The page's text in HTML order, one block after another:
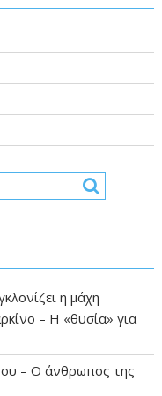
η μάχη
– Η «θυσία» για
– Ο άνθρωπος της